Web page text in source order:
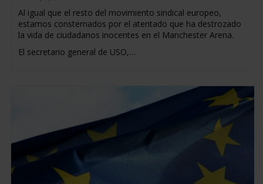
Al igual que el resto del movimiento sindical europeo,
estamos consternados por el atentado que ha destrozado
la vida de ciudadanos inocentes en el Manchester Arena.
El secretario general de USO,…